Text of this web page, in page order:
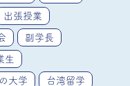
出張授業
副学長
生
大学 台湾留学